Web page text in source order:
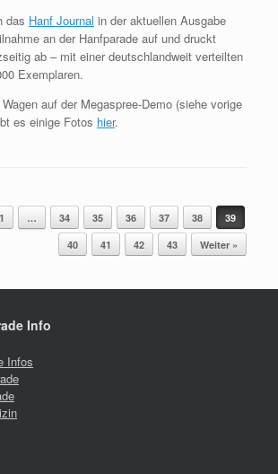
das Hanf Journal in der aktuellen Ausgabe
an der Hanfparade auf und druckt
ab – mit einer deutschlandweit verteilten
Exemplaren.
auf der Megaspree-Demo (siehe vorige
es einige Fotos hier.
1 … 34 35 36 37 38
39
40
41 42 43 Weiter »
Info
Infos